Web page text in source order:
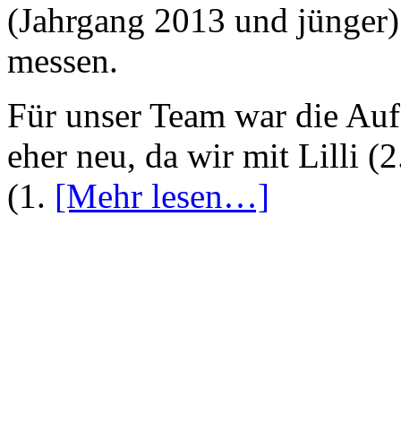
(Jahrgang 2013 und
messen.
Für unser Team war die
eher neu, da wir mit Lilli
(1. [Mehr lesen…]